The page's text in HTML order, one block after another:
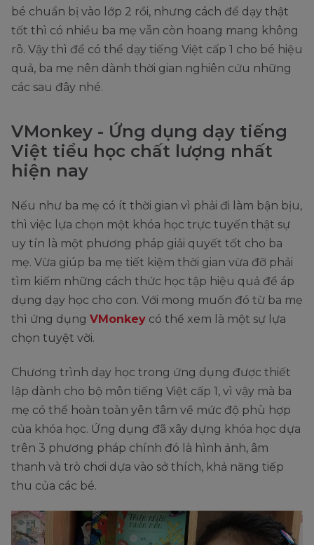
bé chuẩn bị vào lớp 2 rồi, nhưng cách để dạy thật
tốt thì có nhiều ba mẹ vẫn còn hoang mang không
rõ. Vậy thì để có thể dạy tiếng Việt cấp 1 cho bé hiệu
quả, ba mẹ nên dành thời gian nghiên cứu những
các sau đây nhé.
VMonkey - Ứng dụng dạy tiếng
Việt tiểu học chất lượng nhất
hiện nay
Nếu như ba mẹ có ít thời gian vì phải đi làm bận bịu,
thì việc lựa chọn một khóa học trực tuyến thật sự
uy tín là một phương pháp giải quyết tốt cho ba
mẹ. Vừa giúp ba mẹ tiết kiệm thời gian vừa đỡ phải
tìm kiếm những cách thức học tập hiệu quả để áp
dụng dạy học cho con. Với mong muốn đó từ ba mẹ
thì ứng dụng VMonkey có thể xem là một sự lựa
chọn tuyệt vời.
Chương trình dạy học trong ứng dụng được thiết
lập dành cho bộ môn tiếng Việt cấp 1, vì vậy mà ba
mẹ có thể hoàn toàn yên tâm về mức độ phù hợp
của khóa học. Ứng dụng đã xây dựng khóa học dựa
trên 3 phương pháp chính đó là hình ảnh, âm
thanh và trò chơi dựa vào sở thích, khả năng tiếp
thu của các bé.